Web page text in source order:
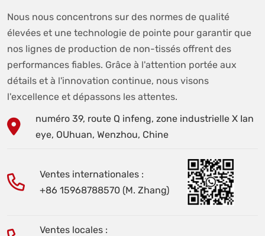
Nous nous concentrons sur des normes de qualité
élevées et une technologie de pointe pour garantir que
nos lignes de production de non-tissés offrent des
performances fiables. Grâce à l'attention portée aux
détails et à l'innovation continue, nous visons
l'excellence et dépassons les attentes.
numéro 39, route Q infeng, zone industrielle X Ian
eye, OUhuan, Wenzhou, Chine
Ventes internationales :
+86 15968788570 (M. Zhang)
Ventes locales :